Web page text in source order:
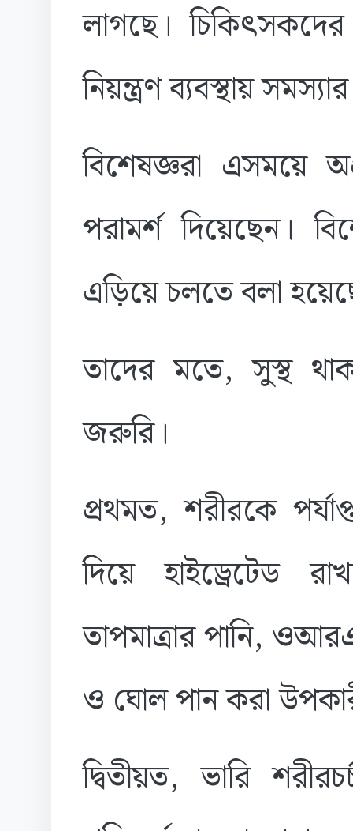
লাগছে।
নিয়ন্ত্রণ ব্যবস্থায়
বিশেষজ্ঞরা এসময়ে
পরামর্শ দিয়েছেন।
এড়িয়ে চলতে বলা
তাদের মতে, সুস্থ
জরুরি।
প্রথমত, শরীরকে
দিয়ে হাইড্রেটেড
তাপমাত্রার পানি,
ও ঘোল পান করা
দ্বিতীয়ত, ভারি